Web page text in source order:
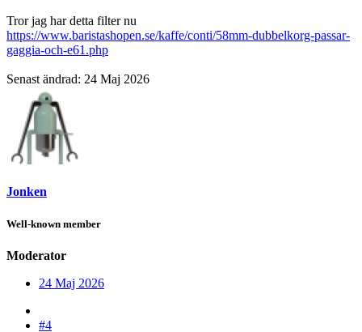
Tror jag har detta filter nu
https://www.baristashopen.se/kaffe/conti/58mm-dubbelkorg-passar-
gaggia-och-e61.php
Senast ändrad: 24 Maj 2026
Jonken
Well-known member
Moderator
24 Maj 2026
#4